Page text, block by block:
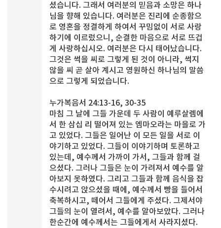
셨습니다. 그래서 여러분의 믿음과 소망은 하나
님을 향해 있습니다. 여러분은 진리에 순종함으
로 영혼을 정결하게 하여서 꾸밈없이 서로 사랑
하기에 이르렀으니, 순결한 마음으로 서로 뜨겁
게 사랑하십시오. 여러분은 다시 태어났습니다.
그것은 썩을 씨로 그렇게 된 것이 아니라, 썩지
않을 씨 곧 살아 계시고 영원하신 하나님의 말씀
으로 그렇게 되었습니다.
누가복음서 24:13-16, 30-35
마침 그 날에 그들 가운데 두 사람이 예루살렘에
서 한 삼십 리 떨어져 있는 엠마오라는 마을로 가
고 있었다. 그들은 일어난 이 모든 일을 서로 이
야기하고 있었다. 그들이 이야기하며 토론하고
있는데, 예수께서 가까이 가서, 그들과 함께 걸
으셨다. 그러나 그들은 눈이 가려져서 예수를 알
아보지 못하였다. 그리고 그들과 함께 음식을 잡
수시려고 앉으셨을 때에, 예수께서 빵을 들어서
축복하시고, 떼어서 그들에게 주셨다. 그제서야
그들의 눈이 열려서, 예수를 알아보았다. 그러나
한순간에 예수께서는 그들에게서 사라지셨다.